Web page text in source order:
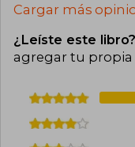
Cargar más
¿Leíste este libro?
agregar tu propia